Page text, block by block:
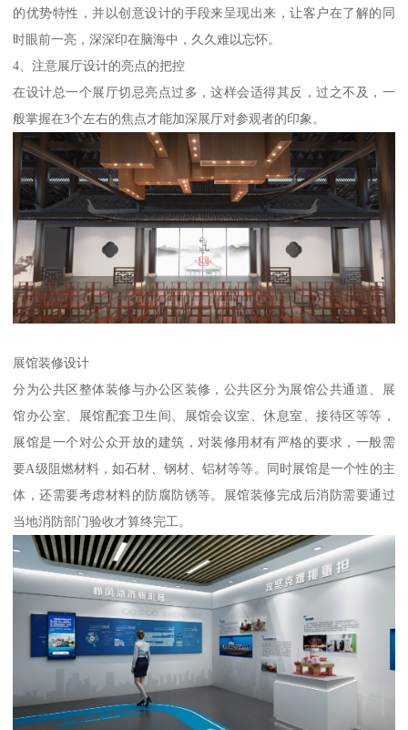
的优势特性，并以创意设计的手段来呈现出来，让客户在了解的同
时眼前一亮，深深印在脑海中，久久难以忘怀。
4、注意展厅设计的亮点的把控
在设计总一个展厅切忌亮点过多，这样会适得其反，过之不及，一
般掌握在3个左右的焦点才能加深展厅对参观者的印象。
展馆装修设计
分为公共区整体装修与办公区装修，公共区分为展馆公共通道、展
馆办公室、展馆配套卫生间、展馆会议室、休息室、接待区等等，
展馆是一个对公众开放的建筑，对装修用材有严格的要求，一般需
要A级阻燃材料，如石材、钢材、铝材等等。同时展馆是一个性的主
体，还需要考虑材料的防腐防锈等。展馆装修完成后消防需要通过
当地消防部门验收才算终完工。